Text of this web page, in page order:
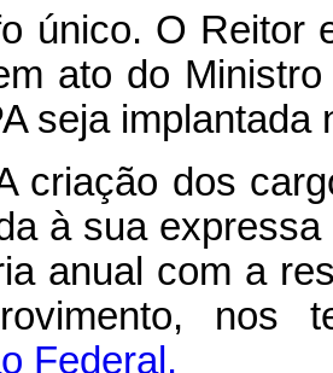
único. O Reitor
ato do
seja implantada
criação dos
à sua
anual com a
nos
Federal.